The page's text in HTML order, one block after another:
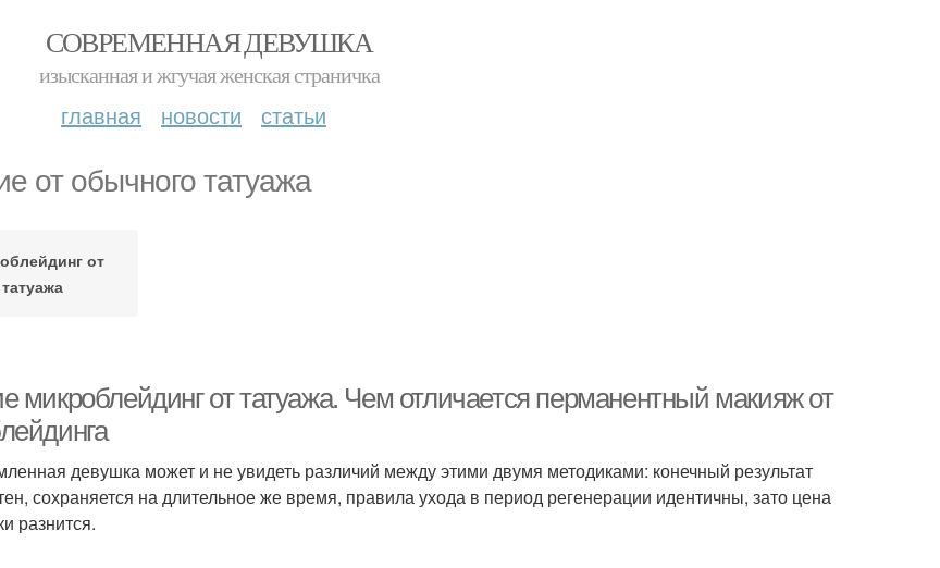
СОВРЕМЕННАЯ ДЕВУШКА
изысканная и жгучая женская страничка
главная новости статьи
от обычного татуажа
от
татуажа
микроблейдинг от татуажа. Чем отличается перманентный макияж от
девушка может и не увидеть различий между этими двумя методиками: конечный результат
сохраняется на длительное же время, правила ухода в период регенерации идентичны, зато цена
разнится.